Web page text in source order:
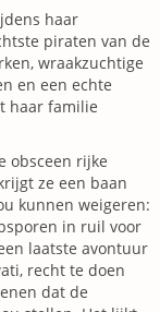
haar
piraten van de
wraakzuchtige
en een echte
haar familie
obsceen rijke
ze een baan
kunnen weigeren:
in ruil voor
laatste avontuur
recht te doen
dat de